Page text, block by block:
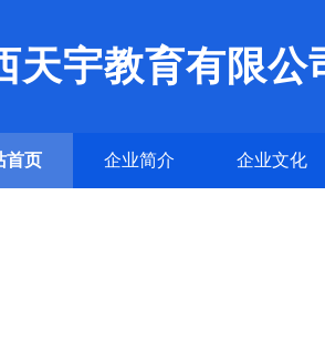
天宇教育有限公
首页 企业简介 企业文化